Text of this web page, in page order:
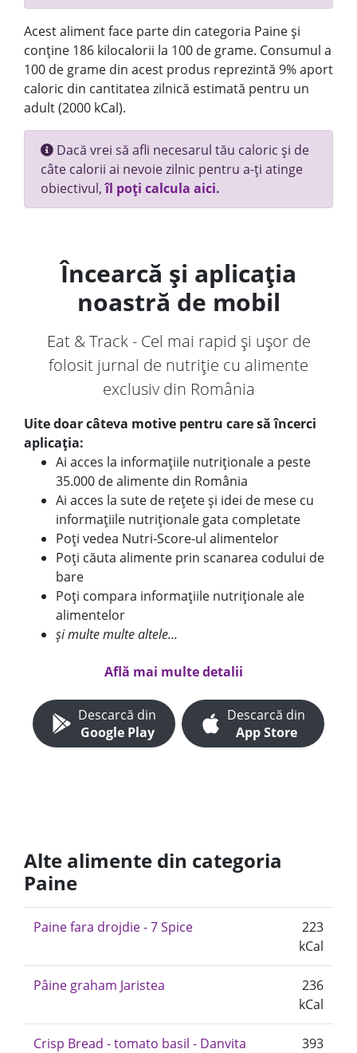
Acest aliment face parte din categoria Paine și
conține 186 kilocalorii la 100 de grame. Consumul a
100 de grame din acest produs reprezintă 9% aport
caloric din cantitatea zilnică estimată pentru un
adult (2000 kCal).
Dacă vrei să afli necesarul tău caloric și de
câte calorii ai nevoie zilnic pentru a-ți atinge
obiectivul,îl poți calcula aici.
Încearcă și aplicația
noastră de mobil
Eat & Track - Cel mai rapid și ușor de
folosit jurnal de nutriție cu alimente
exclusiv din România
Uite doar câteva motive pentru care să încerci
aplicația:
Ai acces la informațiile nutriționale a peste
35.000 de alimente din România
Ai acces la sute de rețete și idei de mese cu
informațiile nutriționale gata completate
Poți vedea Nutri-Score-ul alimentelor
Poți căuta alimente prin scanarea codului de
bare
Poți compara informațiile nutriționale ale
alimentelor
și multe multe altele...
Află mai multe detalii
Descarcă din
Google Play
Descarcă din
App Store
Alte alimente din categoria
Paine
Paine fara drojdie - 7 Spice
223
kCal
Pâine graham Jaristea
236
kCal
Crisp Bread - tomato basil - Danvita
393